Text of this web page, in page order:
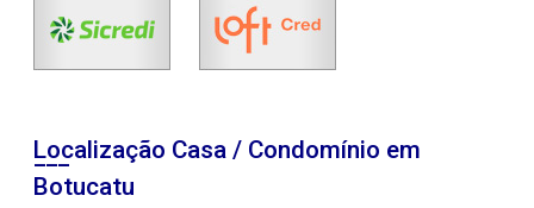
Localização Casa / Condomínio em
Botucatu